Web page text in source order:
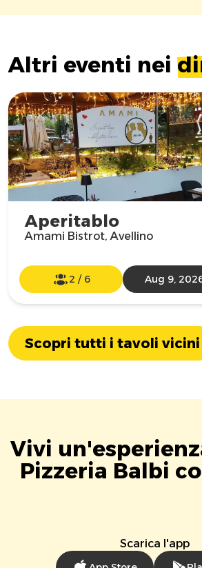
Altri eventi nei
Aperitablo
Amami Bistrot, Avellino
2 / 6 Aug 9,
Scopri tutti i tavoli vicini
Vivi
Pizzeria Balbi
Scarica l'app